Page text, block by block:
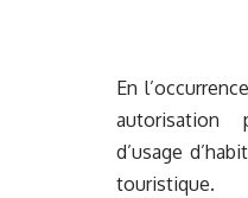
En
autorisation
d’usage
touristique.